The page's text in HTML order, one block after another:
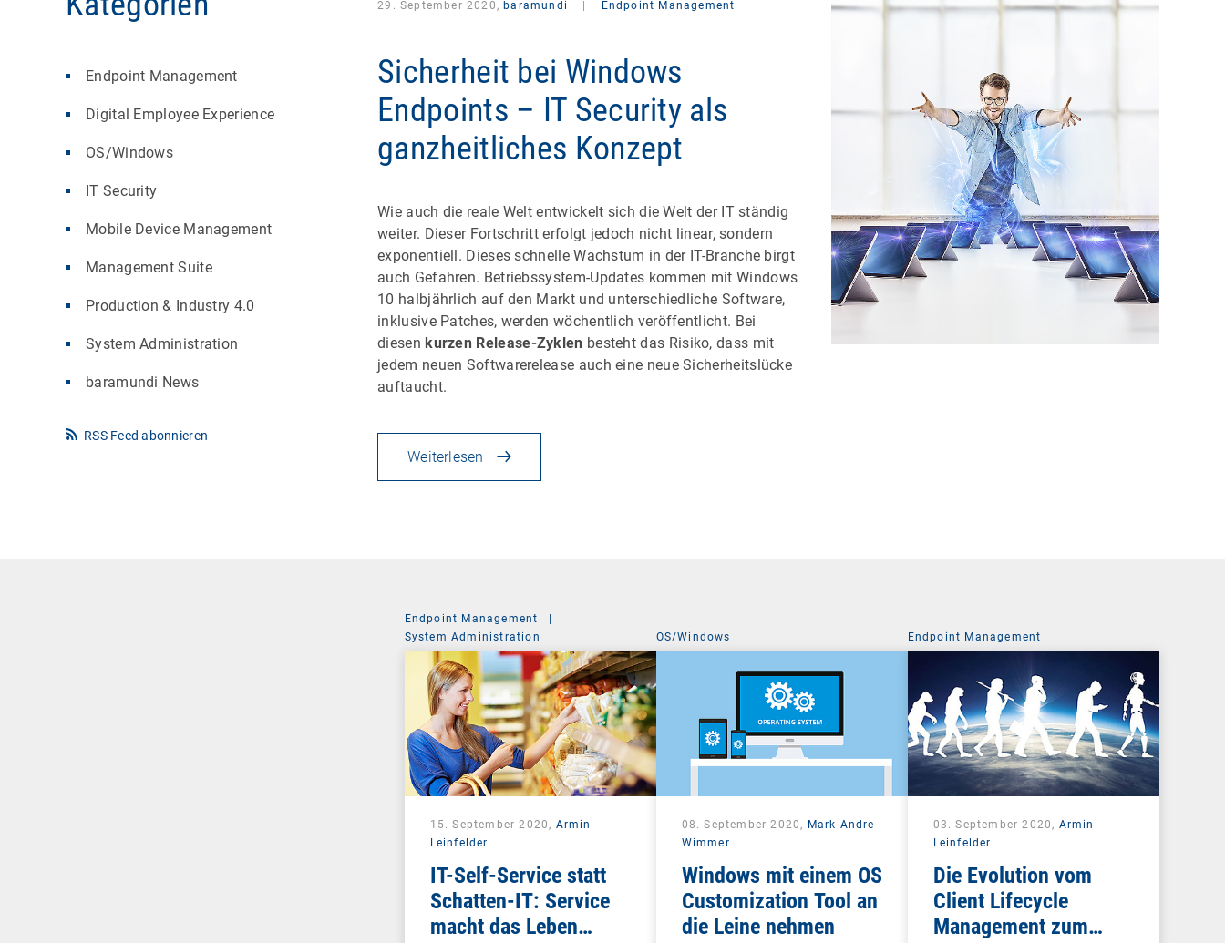
Endpoint Management
Digital Employee Experience
OS/Windows
IT Security
Mobile Device Management
Management Suite
Production & Industry 4.0
System Administration
baramundi News
RSS Feed abonnieren
29. September 2020, baramundi Endpoint Management
Sicherheit bei Windows
Endpoints – IT Security als
ganzheitliches Konzept
Wie auch die reale Welt entwickelt sich die Welt der IT ständig
weiter. Dieser Fortschritt erfolgt jedoch nicht linear, sondern
exponentiell. Dieses schnelle Wachstum in der IT-Branche birgt
auch Gefahren. Betriebssystem-Updates kommen mit Windows
10 halbjährlich auf den Markt und unterschiedliche Software,
inklusive Patches, werden wöchentlich veröffentlicht. Bei
diesen kurzen Release-Zyklen besteht das Risiko, dass mit
jedem neuen Softwarerelease auch eine neue Sicherheitslücke
auftaucht.
Weiterlesen
Endpoint Management
|
System Administration
15. September 2020, Armin
Leinfelder
IT-Self-Service statt
Schatten-IT: Service
macht das Leben
OS/Windows
08. September 2020, Mark-Andre
Wimmer
Windows mit einem OS
Customization Tool an
die Leine nehmen
Endpoint Management
03. September 2020, Armin
Leinfelder
Die Evolution vom
Client Lifecycle
Management zum